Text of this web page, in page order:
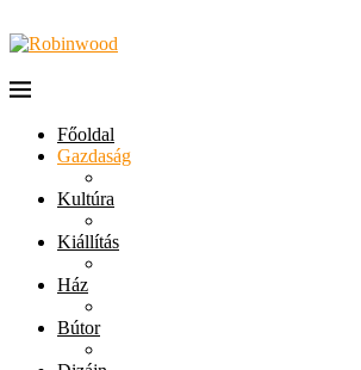
Főoldal
Gazdaság
Kultúra
Kiállítás
Ház
Bútor